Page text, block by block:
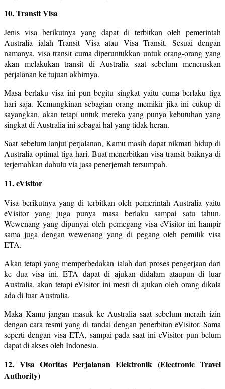
10. Transit Visa
Jenis visa berikutnya yang dapat di terbitkan oleh pemerintah
Australia ialah Transit Visa atau Visa Transit. Sesuai dengan
namanya, visa transit cuma diperuntukkan untuk orang-orang yang
akan melakukan transit di Australia saat sebelum meneruskan
perjalanan ke tujuan akhirnya.
Masa berlaku visa ini pun begitu singkat yaitu cuma berlaku tiga
hari saja. Kemungkinan sebagian orang memikir jika ini cukup di
sayangkan, akan tetapi untuk mereka yang punya kebutuhan yang
singkat di Australia ini sebagai hal yang tidak heran.
Saat sebelum lanjut perjalanan, Kamu masih dapat nikmati hidup di
Australia optimal tiga hari. Buat menerbitkan visa transit baiknya di
terjemahkan dahulu via jasa penerjemah tersumpah.
11. eVisitor
Visa berikutnya yang di terbitkan oleh pemerintah Australia yaitu
eVisitor yang juga punya masa berlaku sampai satu tahun.
Wewenang yang dipunyai oleh pemegang visa eVisitor ini hampir
sama juga dengan wewenang yang di pegang oleh pemilik visa
ETA.
Akan tetapi yang memperbedakan ialah dari proses pengerjaan dari
ke dua visa ini. ETA dapat di ajukan didalam ataupun di luar
Australia, akan tetapi eVisitor ini mesti di ajukan oleh orang dikala
ada di luar Australia.
Maka Kamu jangan masuk ke Australia saat sebelum meraih izin
dengan cara resmi yang di tandai dengan penerbitan eVisitor. Sama
seperti dengan visa ETA, sampai pada saat ini eVisitor pun belum
dapat di akses oleh Indonesia.
12. Visa Otoritas Perjalanan Elektronik (Electronic Travel
Authority)